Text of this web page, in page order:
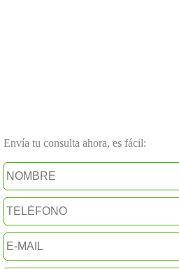
Envía tu consulta ahora, es fácil: